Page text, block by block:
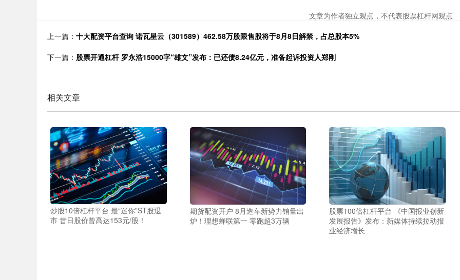
文章为作者独立观点，不代表股票杠杆网观点
上一篇： 十大配资平台查询 诺瓦星云（301589）462.58万股限售股将于8月8日解禁，占总股本5%
下一篇： 股票开通杠杆 罗永浩15000字“雄文”发布：已还债8.24亿元，准备起诉投资人郑刚
相关文章
炒股10倍杠杆平台 最“迷你”ST股退
市 昔日股价曾高达153元/股！
期货配资开户 8月造车新势力销量出
炉！理想蝉联第一 零跑超3万辆
股票100倍杠杆平台 《中国报业创新
发展报告》发布：新媒体持续拉动报
业经济增长